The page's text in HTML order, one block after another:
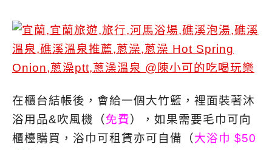
在櫃台結帳後，會給一個大竹籃，裡面裝著沐
浴用品&吹風機（免費），如果需要毛巾可向
櫃檯購買，浴巾可租賃亦可自備（大浴巾 $50